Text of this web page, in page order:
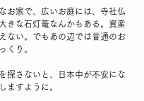
お家で、広いお庭には、寺社仏
きな石灯篭なんかもある。資産
ない。でもあの辺では普通のお
くり。
探さないと、日本中が不安にな
ますように。